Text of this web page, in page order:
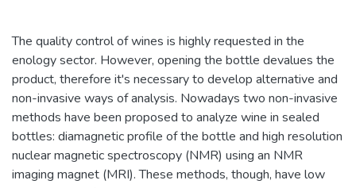
The quality control of wines is highly requested in the
enology sector. However, opening the bottle devalues the
product, therefore it's necessary to develop alternative and
non-invasive ways of analysis. Nowadays two non-invasive
methods have been proposed to analyze wine in sealed
bottles: diamagnetic profile of the bottle and high resolution
nuclear magnetic spectroscopy (NMR) using an NMR
imaging magnet (MRI). These methods, though, have low